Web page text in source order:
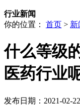
行业新闻
你的位置： 首页 > 新
什么等级
医药行业
发布日期：2021-02-22